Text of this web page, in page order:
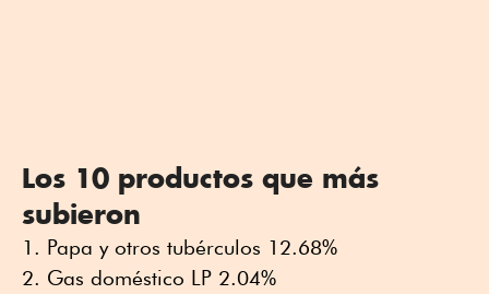
Los 10 productos que más
subieron
Papa y otros tubérculos 12.68%
Gas doméstico LP 2.04%